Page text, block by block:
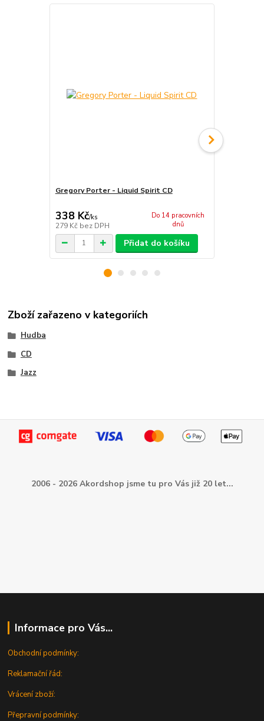
Gregory Porter - Liquid Spirit CD
338 Kč/ks
279 Kč bez DPH
Do 14 pracovních
dnů
Přidat do košíku
Zboží zařazeno v kategoriích
Hudba
CD
Jazz
2006 - 2026 Akordshop jsme tu pro Vás již 20 let...
Informace pro Vás...
Obchodní podmínky:
Reklamační řád:
Vrácení zboží:
Přepravní podmínky: